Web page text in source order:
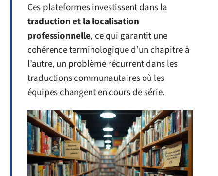
Ces plateformes investissent dans la
traduction et la localisation
professionnelle, ce qui garantit une
cohérence terminologique d’un chapitre à
l’autre, un problème récurrent dans les
traductions communautaires où les
équipes changent en cours de série.